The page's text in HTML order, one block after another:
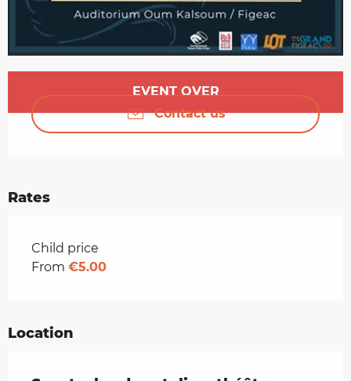
Opening hours & contact details
EVENT OVER
Contact us
Rates
Rates 2026
Child price
From €5.00
Location